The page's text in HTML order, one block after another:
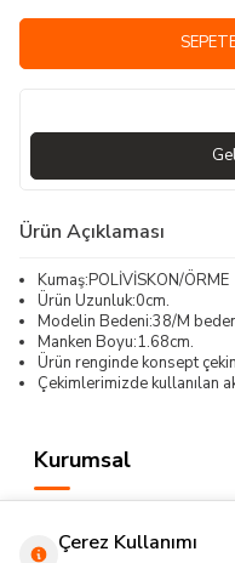
Ürün Açıklaması
Kumaş:POLİVİSKON/ÖRME
Ürün Uzunluk:0cm.
Modelin Bedeni:38/M
Manken Boyu:1.68cm.
Ürün renginde konsept
Çekimlerimizde kullanılan
Kurumsal
Çerez Kullanımı